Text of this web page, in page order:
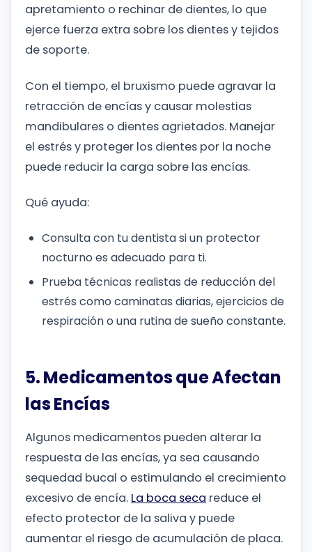
apretamiento o rechinar de dientes, lo que
ejerce fuerza extra sobre los dientes y tejidos
de soporte.
Con el tiempo, el bruxismo puede agravar la
retracción de encías y causar molestias
mandibulares o dientes agrietados. Manejar
el estrés y proteger los dientes por la noche
puede reducir la carga sobre las encías.
Qué ayuda:
Consulta con tu dentista si un protector
nocturno es adecuado para ti.
Prueba técnicas realistas de reducción del
estrés como caminatas diarias, ejercicios de
respiración o una rutina de sueño constante.
5. Medicamentos que Afectan
las Encías
Algunos medicamentos pueden alterar la
respuesta de las encías, ya sea causando
sequedad bucal o estimulando el crecimiento
excesivo de encía. La boca seca reduce el
efecto protector de la saliva y puede
aumentar el riesgo de acumulación de placa.